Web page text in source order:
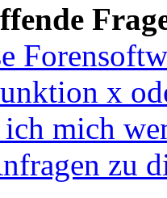
x
mich
zu